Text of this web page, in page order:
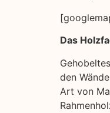
Das
den
Art von